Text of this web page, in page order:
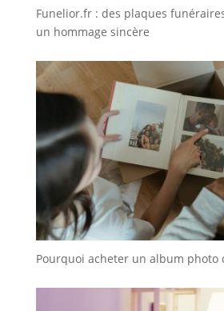
Funelior.fr : des plaques
un hommage sincère
Pourquoi acheter un album photo